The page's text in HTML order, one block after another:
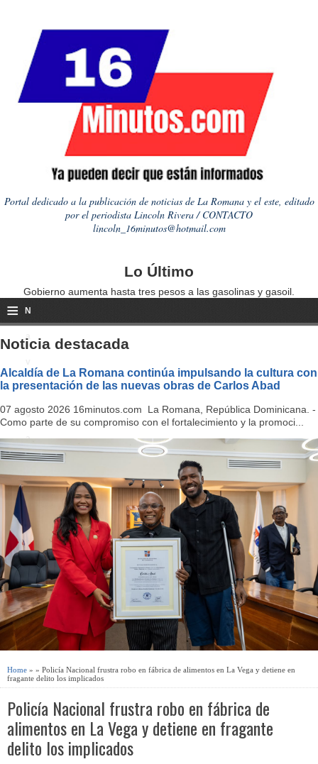
Portal dedicado a la publicación de noticias de La Romana y el este, editado
por el periodista Lincoln Rivera / CONTACTO
lincoln_16minutos@hotmail.com
Lo Último
Gobierno aumenta hasta tres pesos a las gasolinas y gasoil.
≡ N
a
i
g
a
ti
o
n
Noticia destacada
Alcaldía de La Romana continúa impulsando la cultura con
la presentación de las nuevas obras de Carlos Abad
07 agosto 2026 16minutos.com La Romana, República Dominicana. -
Como parte de su compromiso con el fortalecimiento y la promoci...
Home » » Policía Nacional frustra robo en fábrica de alimentos en La Vega y detiene en
fragante delito los implicados
Policía Nacional frustra robo en fábrica de
alimentos en La Vega y detiene en fragante
delito los implicados